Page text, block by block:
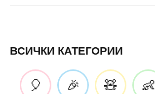
ВСИЧКИ КАТЕГОРИИ
🎈 🎉 🧸 👶